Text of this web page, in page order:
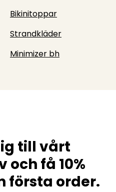
Bikinitoppar
Strandkläder
Minimizer bh
till vårt
och få 10%
första order.